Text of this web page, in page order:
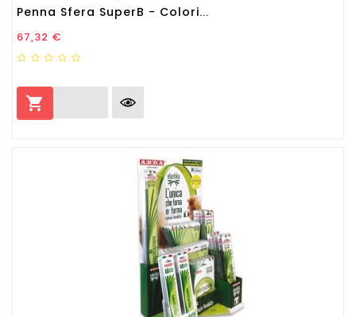
Penna Sfera SuperB - Colori...
Prezzo
67,32 €
